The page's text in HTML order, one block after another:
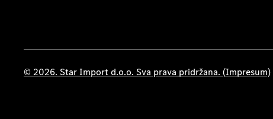
© 2026. Star Import d.o.o. Sva prava pridržana. (Impresum)